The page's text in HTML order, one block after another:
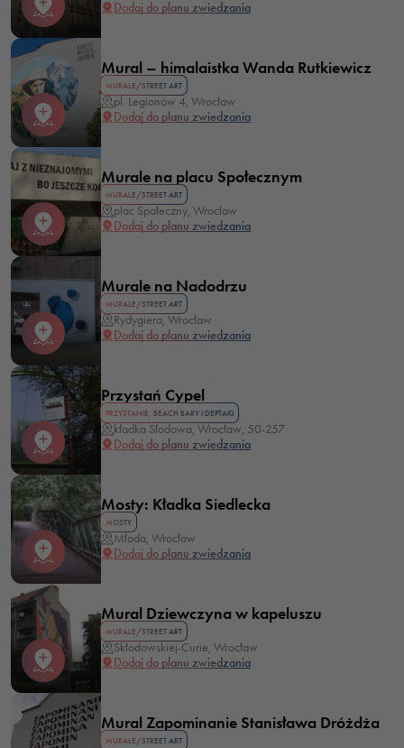
Dodaj do planu zwiedzania
Mural – himalaistka Wanda Rutkiewicz
MURALE/STREET ART
pl. Legionów 4, Wrocław
Dodaj do planu zwiedzania
Murale na placu Społecznym
MURALE/STREET ART
plac Społeczny, Wrocław
Dodaj do planu zwiedzania
Murale na Nadodrzu
MURALE/STREET ART
Rydygiera, Wrocław
Dodaj do planu zwiedzania
Przystań Cypel
PRZYSTANIE, BEACH BARY I DEPTAKI
kładka Słodowa, Wrocław, 50-257
Dodaj do planu zwiedzania
Mosty: Kładka Siedlecka
MOSTY
Młoda, Wrocław
Dodaj do planu zwiedzania
Mural Dziewczyna w kapeluszu
MURALE/STREET ART
Skłodowskiej-Curie, Wrocław
Dodaj do planu zwiedzania
Mural Zapominanie Stanisława Dróżdża
MURALE/STREET ART
odrzucisz te pliki
strony
Udostępniając
zainteresowania i
odwiedzania naszej
szansę na
treści i ofert.